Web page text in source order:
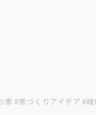
#家づくりアイデア #